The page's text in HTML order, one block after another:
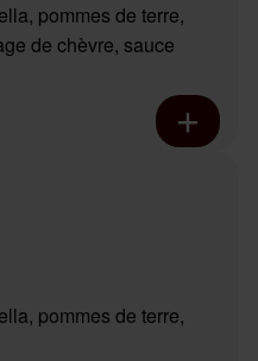
pommes de terre,
de chèvre, sauce
pommes de terre,